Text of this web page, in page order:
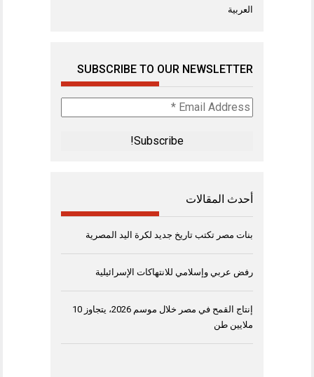
العربية
SUBSCRIBE TO OUR NEWSLETTER
Email
Address
أحدث المقالات
بنات مصر تكتب تاريخ جديد لكرة اليد المصرية
رفض عربي وإسلامي للانتهاكات الإسرائيلية
إنتاج القمح في مصر خلال موسم 2026، يتجاوز 10
ملايين طن